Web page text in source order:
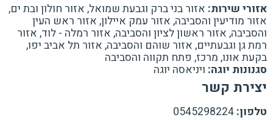
אזורי שירות: אזור בני ברק וגבעת שמואל, אזור חולון ובת ים,
אזור מודיעין והסביבה, אזור עמק איילון, אזור ראש העין
והסביבה, אזור ראשון לציון והסביבה, אזור רמלה - לוד, אזור
רמת גן וגבעתיים, אזור שוהם והסביבה, אזור תל אביב יפו,
בקעת אונו, מרכז, פתח תקווה והסביבה
סגנונות יוגה: ויניאסה יוגה
יצירת קשר
טלפון: 0545298224